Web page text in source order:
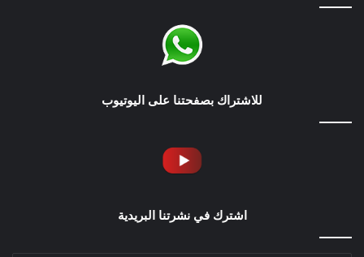
للاشتراك بصفحتنا على اليوتيوب
اشترك في نشرتنا البريدية